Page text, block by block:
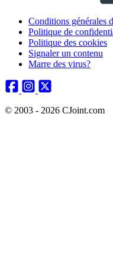
Conditions générales
Politique de
Politique des cookies
Signaler un contenu
Marre des virus?
© 2003 - 2026 CJoint.com